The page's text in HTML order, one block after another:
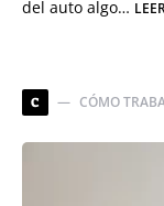
del auto algo…
C CÓMO